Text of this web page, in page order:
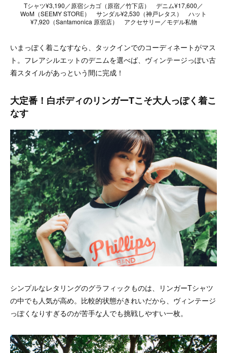
Tシャツ¥3,190／原宿シカゴ（原宿／竹下店） デニム¥17,600／
WoM（SEEMY STORE） サンダル¥2,530（神戸レタス） ハット
¥7,920（Santamonica 原宿店） アクセサリー／モデル私物
いまっぽく着こなすなら、タックインでのコーディネートがマス
ト。フレアシルエットのデニムを選べば、ヴィンテージっぽい古
着スタイルがあっという間に完成！
大定番！白ボディのリンガーTこそ大人っぽく着こ
なす
シンプルなレタリングのグラフィックものは、リンガーTシャツ
の中でも人気が高め。比較的状態がきれいだから、ヴィンテージ
っぽくなりすぎるのが苦手な人でも挑戦しやすい一枚。